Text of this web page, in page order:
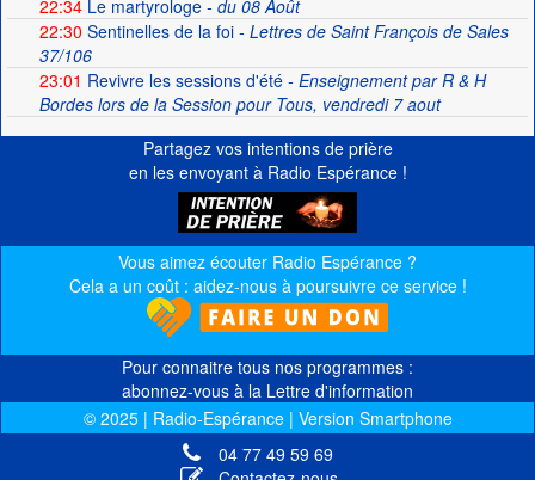
22:34Le martyrologe- du 08 Août
22:30 Sentinelles de la foi- Lettres de Saint François de Sales
37/106
23:01 Revivre les sessions d'été- Enseignement par R & H
Bordes lors de la Session pour Tous, vendredi 7 aout
Partagez vos intentions de prière
en les envoyant à Radio Espérance !
Vous aimez écouter Radio Espérance ?
Cela a un coût : aidez-nous à poursuivre ce service !
Pour connaitre tous nos programmes :
abonnez-vous à la Lettre d'information
© 2025 | Radio-Espérance | Version Smartphone
04 77 49 59 69